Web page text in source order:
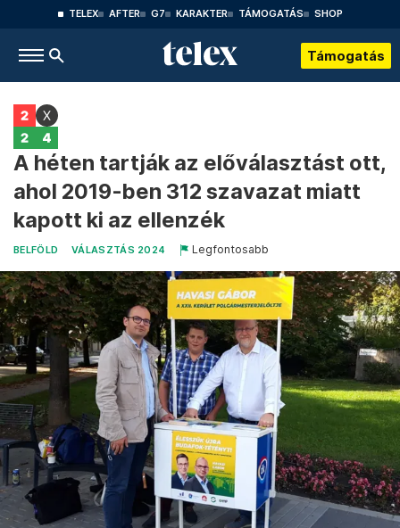
TELEX AFTER G7 KARAKTER TÁMOGATÁS SHOP
Támogatás
A héten tartják az előválasztást ott,
ahol 2019-ben 312 szavazat miatt
kapott ki az ellenzék
BELFÖLD VÁLASZTÁS 2024 Legfontosabb